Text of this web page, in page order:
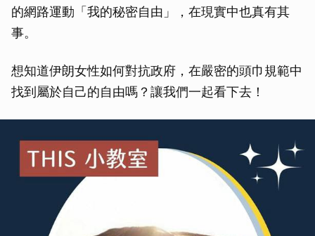
的網路運動「我的秘密自由」，在現實中也真有其
事。
想知道伊朗女性如何對抗政府，在嚴密的頭巾規範中
找到屬於自己的自由嗎？讓我們一起看下去！